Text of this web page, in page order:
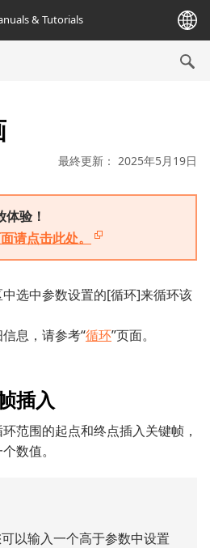
& Tutorials
最終更新： 2025年5月19日
验！
请点击此处。
选中参数设置的[循环]来循环该
息，请参考“循环”页面。
插入
范围的起点和终点插入关键帧，
数值。
以输入一个高于参数中设置